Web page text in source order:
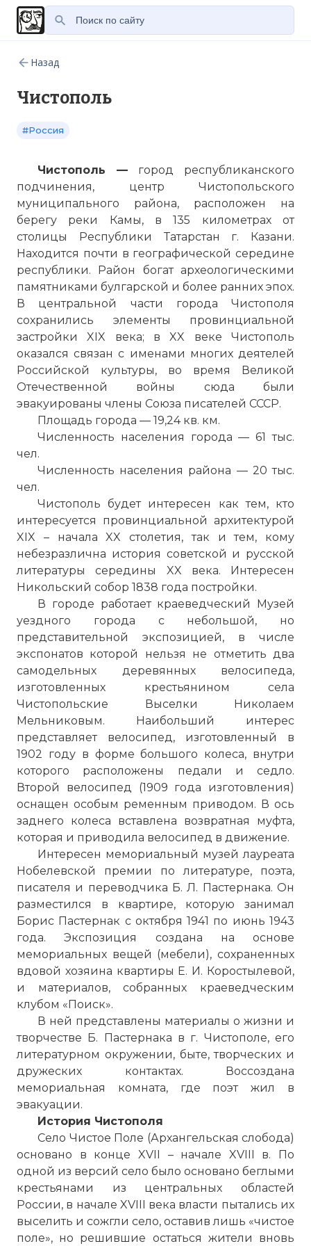
Назад
Чистополь
#Россия
Чистополь — город республиканского
подчинения, центр Чистопольского
муниципального района, расположен на
берегу реки Камы, в 135 километрах от
столицы Республики Татарстан г. Казани.
Находится почти в географической середине
республики. Район богат археологическими
памятниками булгарской и более ранних эпох.
В центральной части города Чистополя
сохранились элементы провинциальной
застройки XIX века; в XX веке Чистополь
оказался связан с именами многих деятелей
Российской культуры, во время Великой
Отечественной войны сюда были
эвакуированы члены Союза писателей СССР.
Площадь города — 19,24 кв. км.
Численность населения города — 61 тыс.
чел.
Численность населения района — 20 тыс.
чел.
Чистополь будет интересен как тем, кто
интересуется провинциальной архитектурой
XIX – начала XX столетия, так и тем, кому
небезразлична история советской и русской
литературы середины XX века. Интересен
Никольский собор 1838 года постройки.
В городе работает краеведческий Музей
уездного города с небольшой, но
представительной экспозицией, в числе
экспонатов которой нельзя не отметить два
самодельных деревянных велосипеда,
изготовленных крестьянином села
Чистопольские Выселки Николаем
Мельниковым. Наибольший интерес
представляет велосипед, изготовленный в
1902 году в форме большого колеса, внутри
которого расположены педали и седло.
Второй велосипед (1909 года изготовления)
оснащен особым ременным приводом. В ось
заднего колеса вставлена возвратная муфта,
которая и приводила велосипед в движение.
Интересен мемориальный музей лауреата
Нобелевской премии по литературе, поэта,
писателя и переводчика Б. Л. Пастернака. Он
разместился в квартире, которую занимал
Борис Пастернак с октября 1941 по июнь 1943
года. Экспозиция создана на основе
мемориальных вещей (мебели), сохраненных
вдовой хозяина квартиры Е. И. Коростылевой,
и материалов, собранных краеведческим
клубом «Поиск».
В ней представлены материалы о жизни и
творчестве Б. Пастернака в г. Чистополе, его
литературном окружении, быте, творческих и
дружеских контактах. Воссоздана
мемориальная комната, где поэт жил в
эвакуации.
История Чистополя
Село Чистое Поле (Архангельская слобода)
основано в конце XVII – начале XVIII в. По
одной из версий село было основано беглыми
крестьянами из центральных областей
России, в начале XVIII века власти пытались их
выселить и сожгли село, оставив лишь «чистое
поле», но решившие остаться жители вновь